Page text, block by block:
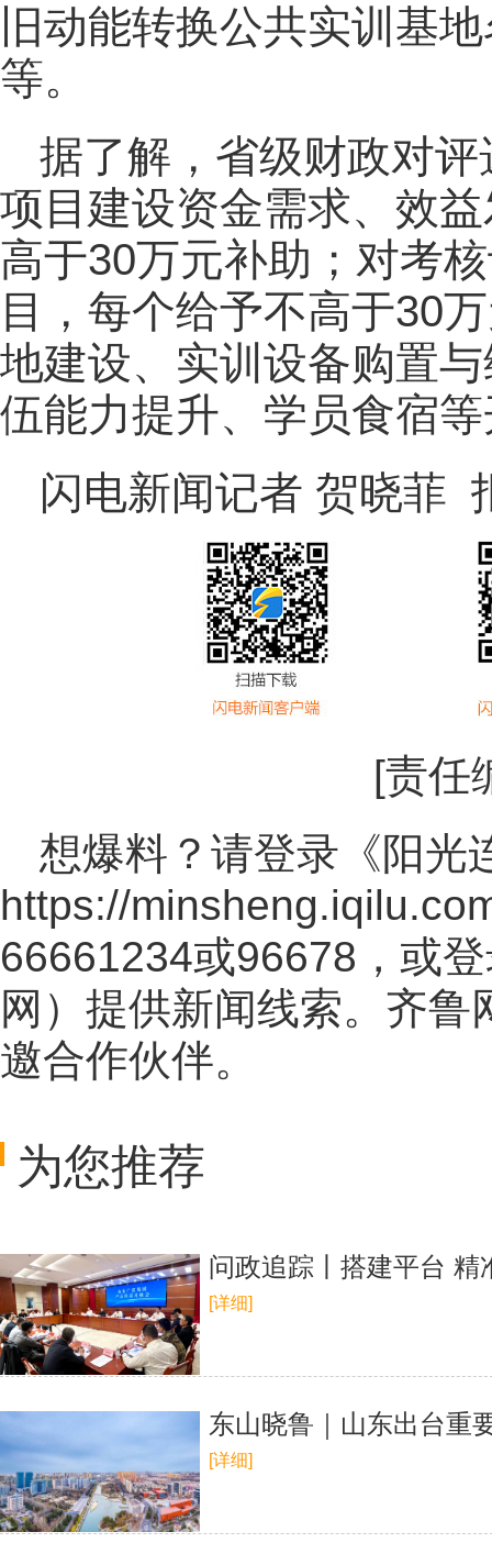
旧动能转换公共实训基
等。
据了解，省级财政对
项目建设资金需求、效
高于30万元补助；对考
目，每个给予不高于30
地建设、实训设备购置
伍能力提升、学员食宿
闪电新闻记者 贺晓菲
[责任
想爆料？请登录《阳光
https://
66661234或96678，或
网 ）提供新闻线索。齐鲁
邀合作伙伴。
为您推荐
问政追踪丨搭建平台
[详细]
东山晓鲁｜山东出台重
[详细]